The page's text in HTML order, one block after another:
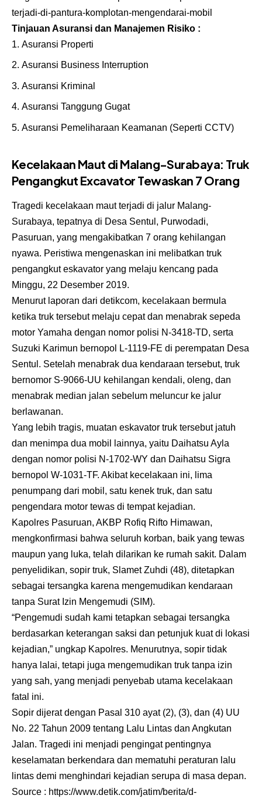
terjadi-di-pantura-komplotan-mengendarai-mobil
Tinjauan Asuransi dan Manajemen Risiko :
Asuransi Properti
Asuransi Business Interruption
Asuransi Kriminal
Asuransi Tanggung Gugat
Asuransi Pemeliharaan Keamanan (Seperti CCTV)
Kecelakaan Maut di Malang-Surabaya: Truk
Pengangkut Excavator Tewaskan 7 Orang
Tragedi kecelakaan maut terjadi di jalur Malang-
Surabaya, tepatnya di Desa Sentul, Purwodadi,
Pasuruan, yang mengakibatkan 7 orang kehilangan
nyawa. Peristiwa mengenaskan ini melibatkan truk
pengangkut eskavator yang melaju kencang pada
Minggu, 22 Desember 2019.
Menurut laporan dari detikcom, kecelakaan bermula
ketika truk tersebut melaju cepat dan menabrak sepeda
motor Yamaha dengan nomor polisi N-3418-TD, serta
Suzuki Karimun bernopol L-1119-FE di perempatan Desa
Sentul. Setelah menabrak dua kendaraan tersebut, truk
bernomor S-9066-UU kehilangan kendali, oleng, dan
menabrak median jalan sebelum meluncur ke jalur
berlawanan.
Yang lebih tragis, muatan eskavator truk tersebut jatuh
dan menimpa dua mobil lainnya, yaitu Daihatsu Ayla
dengan nomor polisi N-1702-WY dan Daihatsu Sigra
bernopol W-1031-TF. Akibat kecelakaan ini, lima
penumpang dari mobil, satu kenek truk, dan satu
pengendara motor tewas di tempat kejadian.
Kapolres Pasuruan, AKBP Rofiq Rifto Himawan,
mengkonfirmasi bahwa seluruh korban, baik yang tewas
maupun yang luka, telah dilarikan ke rumah sakit. Dalam
penyelidikan, sopir truk, Slamet Zuhdi (48), ditetapkan
sebagai tersangka karena mengemudikan kendaraan
tanpa Surat Izin Mengemudi (SIM).
“Pengemudi sudah kami tetapkan sebagai tersangka
berdasarkan keterangan saksi dan petunjuk kuat di lokasi
kejadian,” ungkap Kapolres. Menurutnya, sopir tidak
hanya lalai, tetapi juga mengemudikan truk tanpa izin
yang sah, yang menjadi penyebab utama kecelakaan
fatal ini.
Sopir dijerat dengan Pasal 310 ayat (2), (3), dan (4) UU
No. 22 Tahun 2009 tentang Lalu Lintas dan Angkutan
Jalan. Tragedi ini menjadi pengingat pentingnya
keselamatan berkendara dan mematuhi peraturan lalu
lintas demi menghindari kejadian serupa di masa depan.
Source : https://www.detik.com/jatim/berita/d-